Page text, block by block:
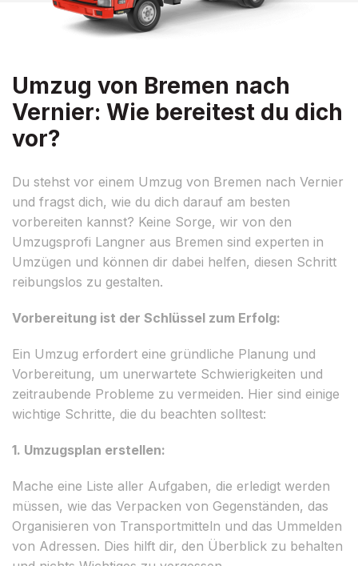
Umzug von Bremen nach
Vernier: Wie bereitest du dich
vor?
Du stehst vor einem Umzug von Bremen nach Vernier
und fragst dich, wie du dich darauf am besten
vorbereiten kannst? Keine Sorge, wir von den
Umzugsprofi Langner aus Bremen sind experten in
Umzügen und können dir dabei helfen, diesen Schritt
reibungslos zu gestalten.
Vorbereitung ist der Schlüssel zum Erfolg:
Ein Umzug erfordert eine gründliche Planung und
Vorbereitung, um unerwartete Schwierigkeiten und
zeitraubende Probleme zu vermeiden. Hier sind einige
wichtige Schritte, die du beachten solltest:
1. Umzugsplan erstellen:
Mache eine Liste aller Aufgaben, die erledigt werden
müssen, wie das Verpacken von Gegenständen, das
Organisieren von Transportmitteln und das Ummelden
von Adressen. Dies hilft dir, den Überblick zu behalten